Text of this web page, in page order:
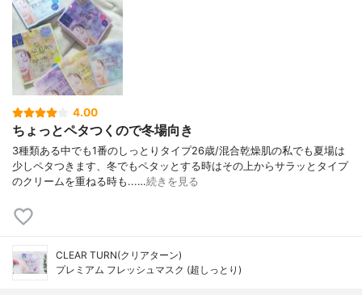
4.00
ちょっとペタつくので冬場向き
3種類ある中でも1番のしっとりタイプ26歳/混合乾燥肌の私でも夏場は
少しペタつきます、冬でもペタッとする時はその上からサラッとタイプ
のクリームを重ねる時も...…続きを見る
CLEAR TURN(クリアターン)
プレミアム フレッシュマスク (超しっとり)